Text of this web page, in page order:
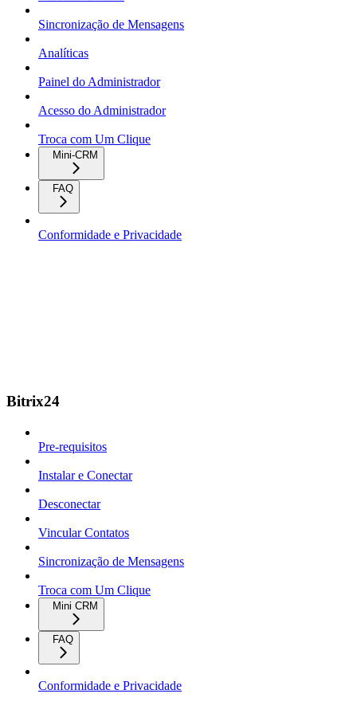
Sincronização de Mensagens
Analíticas
Painel do Administrador
Acesso do Administrador
Troca com Um Clique
Mini-CRM
FAQ
Conformidade e Privacidade
Bitrix24
Pre-requisitos
Instalar e Conectar
Desconectar
Vincular Contatos
Sincronização de Mensagens
Troca com Um Clique
Mini CRM
FAQ
Conformidade e Privacidade